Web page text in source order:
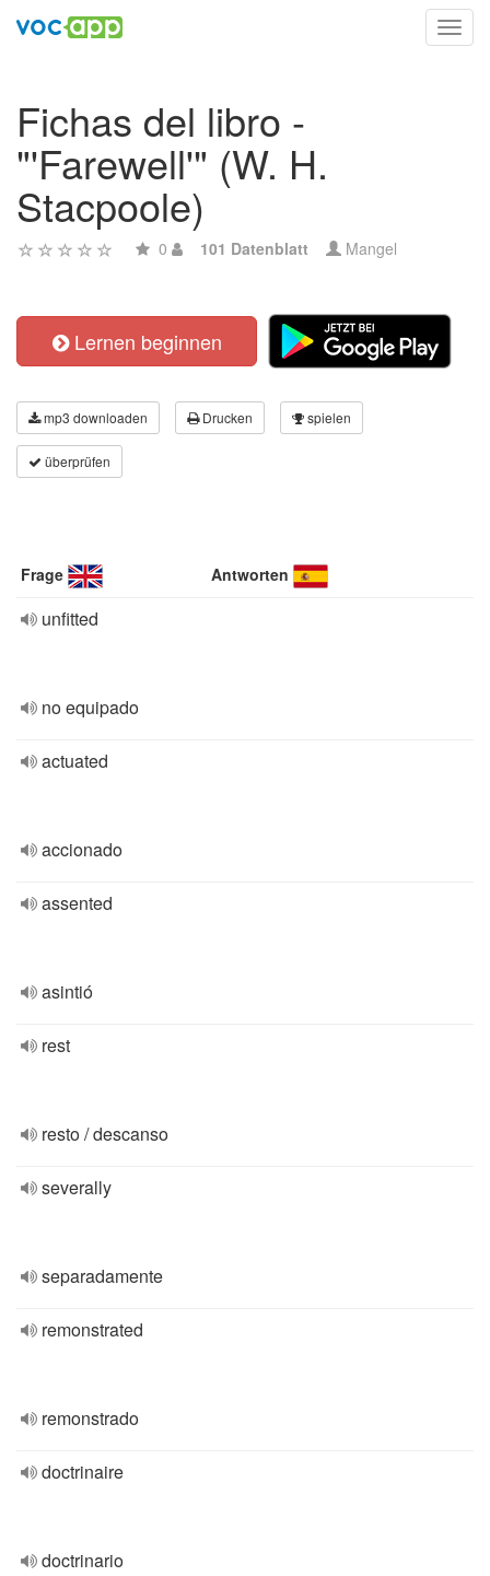
Fichas del libro -
"'Farewell'" (W. H.
Stacpoole)
0 101 Datenblatt Mangel
Lernen beginnen
mp3 downloaden Drucken spielen
überprüfen
Frage Antworten
unfitted
no equipado
actuated
accionado
assented
asintió
rest
resto / descanso
severally
separadamente
remonstrated
remonstrado
doctrinaire
doctrinario